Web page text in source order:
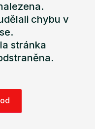
chybu v
stránka